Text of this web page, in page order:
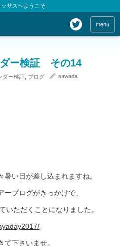
サスへようこそ
menu
ー検証 その14
ダー検証 ブログ sawada
い日が差し込まれますね。
ブログがきっかけで、
いただくことになりました。
下さいませ。